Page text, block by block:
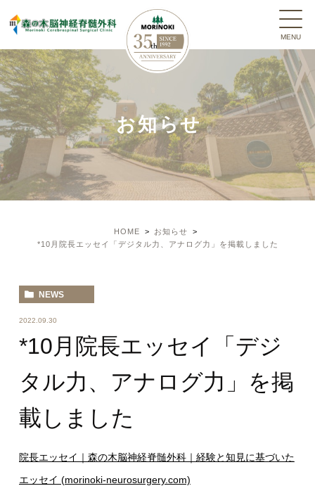
お知らせ
HOME
お知らせ
*10月院長エッセイ「デジタル力、アナログ力」を掲載しました
NEWS
2022.09.30
*10月院長エッセイ「デジ
タル力、アナログ力」を掲
載しました
院長エッセイ｜森の木脳神経脊髄外科｜経験と知見に基づいた
エッセイ (morinoki-neurosurgery.com)